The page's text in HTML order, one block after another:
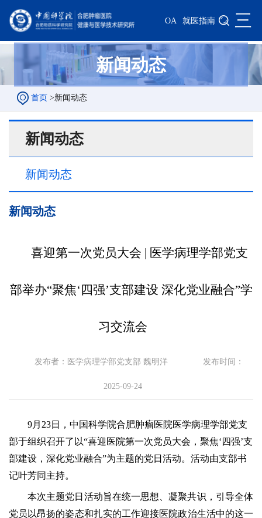
OA 就医指南 三
新闻动态
首页 >新闻动态
新闻动态
新闻动态
新闻动态
喜迎第一次党员大会 | 医学病理学部党支
部举办“聚焦‘四强’支部建设 深化党业融合”学
习交流会
发布者：医学病理学部党支部 魏明洋 发布时间：
2025-09-24
9月23日，中国科学院合肥肿瘤医院医学病理学部党支
部于组织召开了以“喜迎医院第一次党员大会，聚焦‘四强’支
部建设，深化党业融合”为主题的党日活动。活动由支部书
记叶芳同 主持。
本次主题党日活动旨在统一思想、凝聚共识，引导全体
党员以昂扬的姿态和扎实的工作迎接医院政治生活中的这一